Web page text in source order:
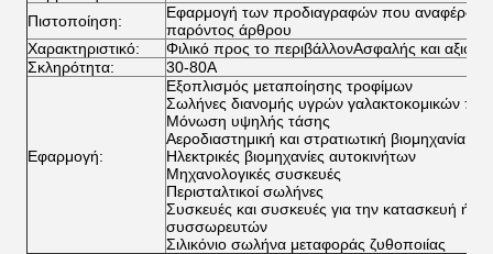
Πιστοποίηση:
Εφαρμογή των προδιαγραφών που
παρόντος άρθρου
Χαρακτηριστικό:
Φιλικό προς το περιβάλλονΑσφαλής και
Σκληρότητα:
30-80A
Εφαρμογή:
Εξοπλισμός μεταποίησης τροφίμων
Σωλήνες διανομής υγρών γαλακτοκομικών
Μόνωση υψηλής τάσης
Αεροδιαστημική και στρατιωτική βιομηχανία
Ηλεκτρικές βιομηχανίες αυτοκινήτων
Μηχανολογικές συσκευές
Περισταλτικοί σωλήνες
Συσκευές και συσκευές για την κατασκευή ή
συσσωρευτών
Σιλικόνιο σωλήνα μεταφοράς ζυθοποιίας